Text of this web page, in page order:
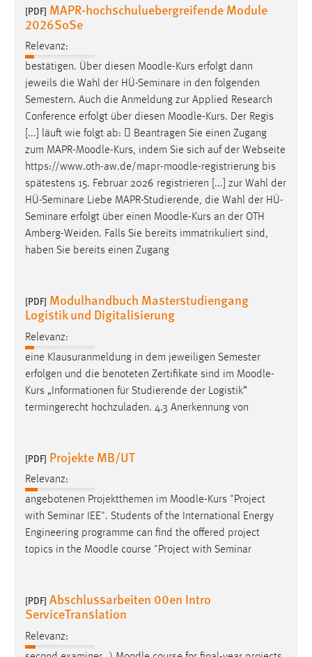
[PDF] MAPR-hochschuluebergreifende Module
2026SoSe
Relevanz:
bestätigen. Über diesen Moodle-Kurs erfolgt dann
jeweils die Wahl der HÜ-Seminare in den folgenden
Semestern. Auch die Anmeldung zur Applied Research
Conference erfolgt über diesen Moodle-Kurs. Der Regis
[...] läuft wie folgt ab:  Beantragen Sie einen Zugang
zum MAPR-Moodle-Kurs, indem Sie sich auf der Webseite
https://www.oth-aw.de/mapr-moodle-registrierung bis
spätestens 15. Februar 2026 registrieren [...] zur Wahl der
HÜ-Seminare Liebe MAPR-Studierende, die Wahl der HÜ-
Seminare erfolgt über einen Moodle-Kurs an der OTH
Amberg-Weiden. Falls Sie bereits immatrikuliert sind,
haben Sie bereits einen Zugang
[PDF] Modulhandbuch Masterstudiengang
Logistik und Digitalisierung
Relevanz:
eine Klausuranmeldung in dem jeweiligen Semester
erfolgen und die benoteten Zertifikate sind im Moodle-
Kurs „Informationen für Studierende der Logistik“
termingerecht hochzuladen. 4.3 Anerkennung von
[PDF] Projekte MB/UT
Relevanz:
angebotenen Projektthemen im Moodle-Kurs "Project
with Seminar IEE". Students of the International Energy
Engineering programme can find the offered project
topics in the Moodle course "Project with Seminar
[PDF] Abschlussarbeiten 00en Intro
ServiceTranslation
Relevanz: